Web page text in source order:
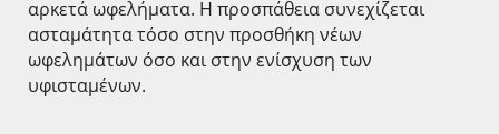
αρκετά ωφελήματα. Η προσπάθεια συνεχίζεται
ασταμάτητα τόσο στην προσθήκη νέων
ωφελημάτων όσο και στην ενίσχυση των
υφισταμένων.